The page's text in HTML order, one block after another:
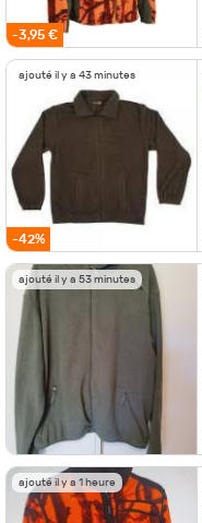
-3,95 €
ajouté il y a 43 minutes
-42%
ajouté il y a 53 minutes
ajouté il y a 1 heure